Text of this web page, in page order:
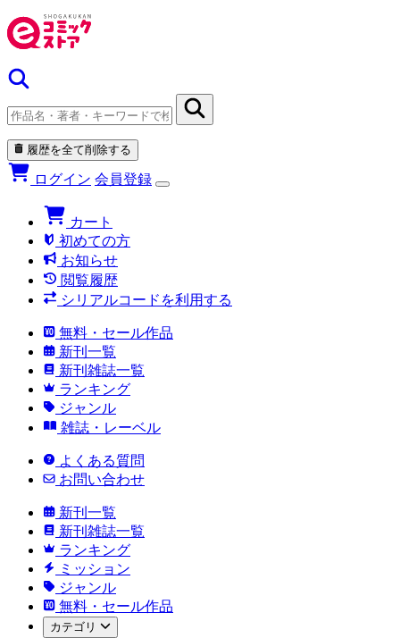
履歴を全て削除する
ログイン 会員登録
カート
初めての方
お知らせ
閲覧履歴
シリアルコードを利用する
無料・セール作品
新刊一覧
新刊雑誌一覧
ランキング
ジャンル
雑誌・レーベル
よくある質問
お問い合わせ
新刊一覧
新刊雑誌一覧
ランキング
ミッション
ジャンル
無料・セール作品
カテゴリ